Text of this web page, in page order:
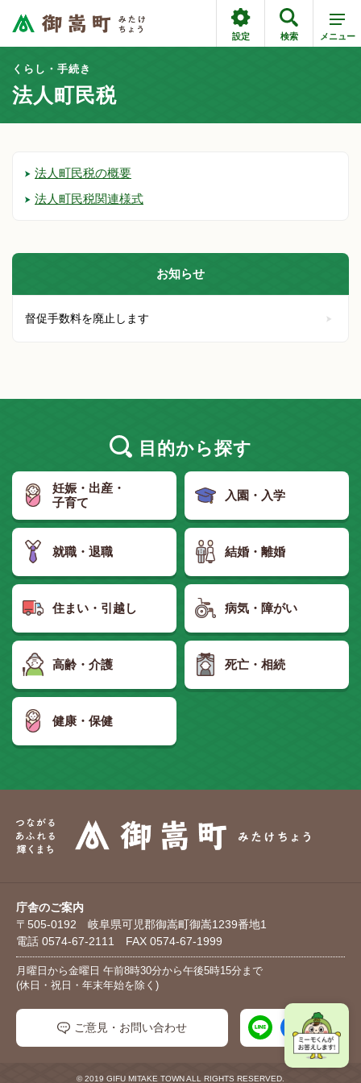
設定 検索 メニュー
くらし・手続き
法人町民税
法人町民税の概要
法人町民税関連様式
お知らせ
督促手数料を廃止します
目的から探す
妊娠・出産・
子育て
入園・入学
就職・退職 結婚・離婚
住まい・引越し 病気・障がい
高齢・介護 死亡・相続
健康・保健
庁舎のご案内
〒505-0192 岐阜県可児郡御嵩町御嵩1239番地1
電話 0574-67-2111 FAX 0574-67-1999
月曜日から金曜日 午前8時30分から午後5時15分まで
(休日・祝日・年末年始を除く)
ご意見・お問い合わせ
© 2019 GIFU MITAKE TOWN ALL RIGHTS RESERVED.